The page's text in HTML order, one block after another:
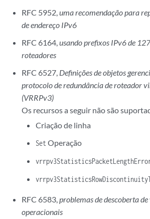
RFC 5952,uma recomendação para
de endereço IPv6
RFC 6164,usando prefixos IPv6 de
roteadores
RFC 6527, Definições de objetos
protocolo de redundância de roteador
(VRRPv3)
Os recursos a seguir não são
Criação de linha
SetOperação
RFC 6583,problemas de descoberta
operacionais